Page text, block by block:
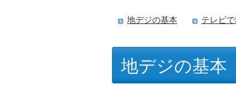
地デジの基本 テレビ
地デジの基本